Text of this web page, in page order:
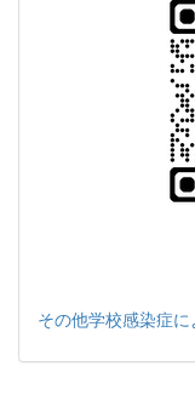
その他学校感染症